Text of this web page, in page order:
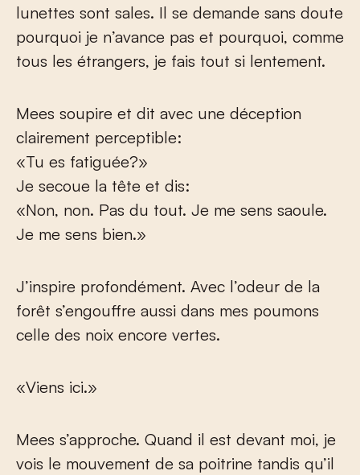
lunettes sont sales. Il se demande sans doute
pourquoi je n’avance pas et pourquoi, comme
tous les étrangers, je fais tout si lentement.
Mees soupire et dit avec une déception
clairement perceptible:
«Tu es fatiguée?»
Je secoue la tête et dis:
«Non, non. Pas du tout. Je me sens saoule.
Je me sens bien.»
J’inspire profondément. Avec l’odeur de la
forêt s’engouffre aussi dans mes poumons
celle des noix encore vertes.
«Viens ici.»
Mees s’approche. Quand il est devant moi, je
vois le mouvement de sa poitrine tandis qu’il